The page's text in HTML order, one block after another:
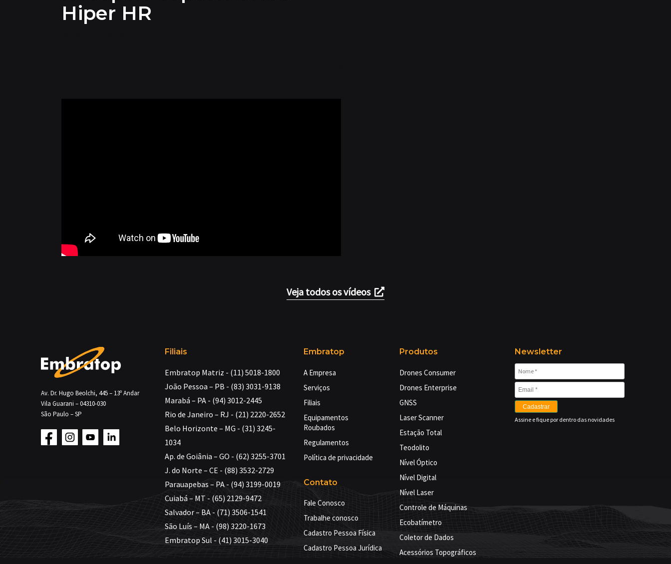
Hiper HR
Veja todos os vídeos
Av. Dr. Hugo Beolchi, 445 – 13º Andar
Vila Guarani – 04310-030
São Paulo – SP
Filiais
Embratop Matriz - (11) 5018-1800
João Pessoa – PB - (83) 3031-9138
Marabá – PA - (94) 3012-2445
Rio de Janeiro – RJ - (21) 2220-2652
Belo Horizonte – MG - (31) 3245-
1034
Ap. de Goiânia – GO - (62) 3255-3701
J. do Norte – CE - (88) 3532-2729
Parauapebas – PA - (94) 3199-0019
Cuiabá – MT - (65) 2129-9472
Salvador – BA - (71) 3506-1541
São Luís – MA - (98) 3220-1673
Embratop Sul - (41) 3015-3040
Embratop
A Empresa
Serviços
Filiais
Equipamentos
Roubados
Regulamentos
Política de privacidade
Contato
Fale Conosco
Trabalhe conosco
Cadastro Pessoa Física
Cadastro Pessoa Jurídica
Produtos
Drones Consumer
Drones Enterprise
GNSS
Laser Scanner
Estação Total
Teodolito
Nível Óptico
Nível Digital
Nível Laser
Controle de Máquinas
Ecobatímetro
Coletor de Dados
Acessórios Topográficos
Newsletter
Cadastrar
Assine e fique por dentro das novidades